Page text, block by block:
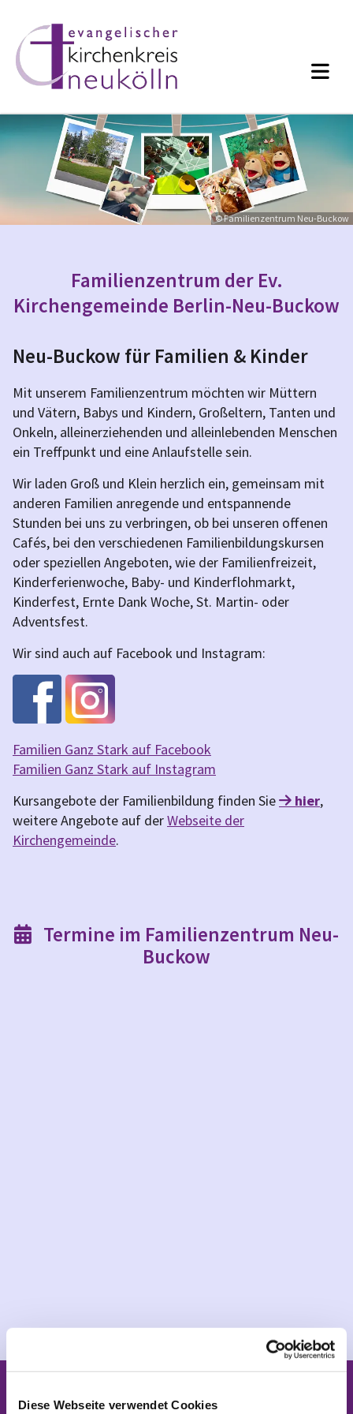
Diese Webseite verwendet Cookies
© Familienzentrum Neu-Buckow
Familienzentrum der Ev.
Kirchengemeinde Berlin-Neu-Buckow
Neu-Buckow für Familien & Kinder
Mit unserem Familienzentrum möchten wir Müttern
und Vätern, Babys und Kindern, Großeltern, Tanten und
Onkeln, alleinerziehenden und alleinlebenden Menschen
ein Treffpunkt und eine Anlaufstelle sein.
Wir laden Groß und Klein herzlich ein, gemeinsam mit
anderen Familien anregende und entspannende
Stunden bei uns zu verbringen, ob bei unseren offenen
Cafés, bei den verschiedenen Familienbildungskursen
oder speziellen Angeboten, wie der Familienfreizeit,
Kinderferienwoche, Baby- und Kinderflohmarkt,
Kinderfest, Ernte Dank Woche, St. Martin- oder
Adventsfest.
Wir sind auch auf Facebook und Instagram:
Familien Ganz Stark auf Facebook
Familien Ganz Stark auf Instagram
Kursangebote der Familienbildung finden Sie  hier,
weitere Angebote auf derWebseite der
Kirchengemeinde.

Termine im Familienzentrum Neu-
Buckow